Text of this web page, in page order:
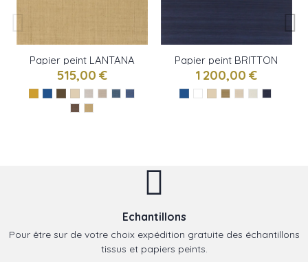
Papier peint LANTANA
WEAVE de Ralph
Lauren
515,00 €
Papier peint BRITTON
SILK de Ralph Lauren
1 200,00 €
Echantillons
Pour être sur de votre choix expédition gratuite des échantillons
tissus et papiers peints.